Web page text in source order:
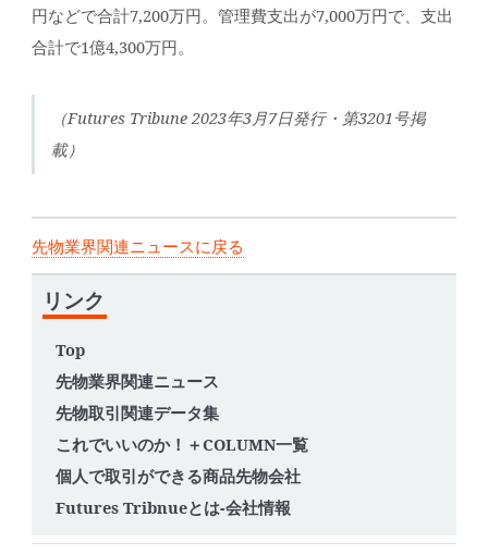
円などで合計7,200万円。管理費支出が7,000万円で、支出
合計で1億4,300万円。
（Futures Tribune 2023年3月7日発行・第3201号掲
載）
先物業界関連ニュースに戻る
リンク
Top
先物業界関連ニュース
先物取引関連データ集
これでいいのか！＋COLUMN一覧
個人で取引ができる商品先物会社
Futures Tribnueとは-会社情報